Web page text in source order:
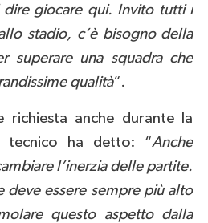
dire giocare qui. Invito tutti i
stadio, c’è bisogno della
superare una squadra che
qualità“.
richiesta anche durante la
tecnico ha detto: “Anche
l’inerzia delle partite.
essere sempre più alto
questo aspetto dalla